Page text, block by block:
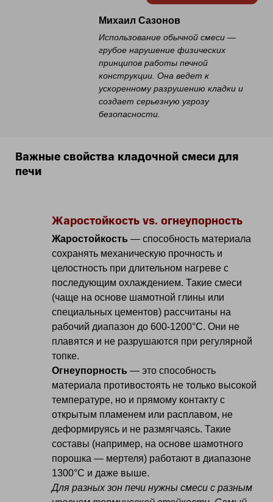
Михаил Сазонов
Использование обычной смеси —
грубое нарушение физических
принципов работы печной
конструкции. Она ведет к
ускоренному разрушению кладки и
создает серьезную угрозу
безопасности.
Важные свойства кладочной смеси для
печи
Жаростойкость vs. огнеупорность
Жаростойкость — способность материала
сохранять механическую прочность и
целостность при длительном нагреве с
последующим охлаждением. Такие смеси
(чаще на основе шамотной глины или
специальных цементов) рассчитаны на
рабочий диапазон до 600-1200°C. Они не
плавятся и не разрушаются при регулярной
топке.
Огнеупорность — это способность
материала противостоять не только высокой
температуре, но и прямому контакту с
открытым пламенем или расплавом, не
деформируясь и не размягчаясь. Такие
составы (например, на основе шамотного
порошка — мертеля) работают в диапазоне
1300°C и даже выше.
Для разных зон печи нужны смеси с разным